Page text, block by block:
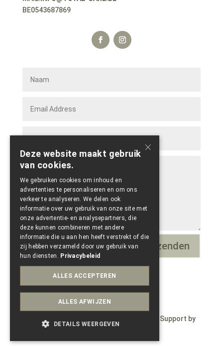
BE0543687869
9 + 4= Verzenden
© Copyright 2023 – Wepdzign by Paele – Support by
×
Deze website maakt gebruik
van cookies.
We gebruiken cookies om inhoud en
advertenties te personaliseren en om ons
verkeer te analyseren. We delen ook
informatie over uw gebruik van onze site met
onze advertentie- en analysepartners, die
deze kunnen combineren met andere
informatie die u aan hen heeft verstrekt of die
zij hebben verzameld door uw gebruik van
hun diensten. Privacybeleid
ALLES ACCEPTEREN
ALLES AFWIJZEN
DETAILS WEERGEVEN